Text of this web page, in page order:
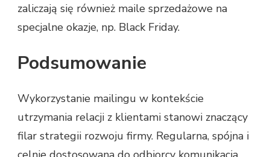
zaliczają się również maile sprzedażowe na
specjalne okazje, np. Black Friday.
Podsumowanie
Wykorzystanie mailingu w kontekście
utrzymania relacji z klientami stanowi znaczący
filar strategii rozwoju firmy. Regularna, spójna i